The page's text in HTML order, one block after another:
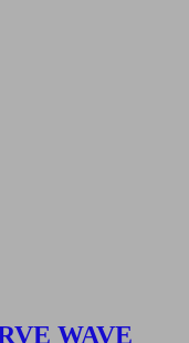
WAVE